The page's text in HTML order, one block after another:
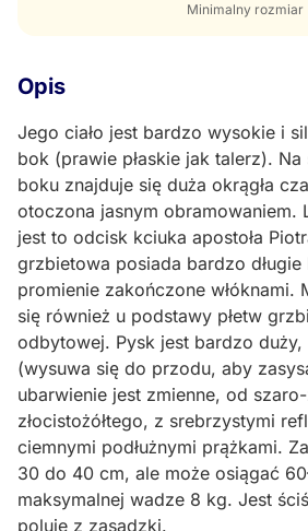
Minimalny rozmiar
Opis
Jego ciało jest bardzo wysokie i
bok (prawie płaskie jak talerz).
boku znajduje się duża okrągła
otoczona jasnym obramowaniem.
jest to odcisk kciuka apostoła
grzbietowa posiada bardzo długie
promienie zakończone włóknami.
się również u podstawy płetw
odbytowej. Pysk jest bardzo
(wysuwa się do przodu, aby
ubarwienie jest zmienne, od
złocistożółtego, z srebrzystymi
ciemnymi podłużnymi prążkami.
30 do 40 cm, ale może osiągać
maksymalnej wadze 8 kg. Jest
poluje z zasadzki.